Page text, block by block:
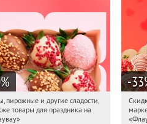
%
Получили:
пирожные и другие сладости,
товары для праздника на
-33